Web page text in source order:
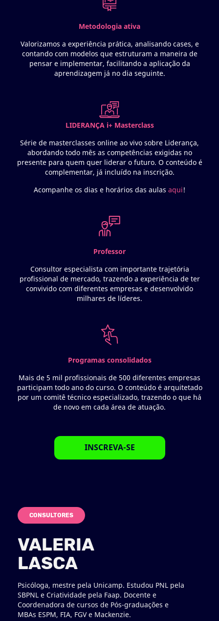
Metodologia ativa
Valorizamos a experiência prática, analisando cases, e
contando com modelos que estruturam a maneira de
pensar e implementar, facilitando a aplicação da
aprendizagem já no dia seguinte.
LIDERANÇA i+ Masterclass
Série de masterclasses online ao vivo sobre Liderança,
abordando todo mês as competências exigidas no
presente para quem quer liderar o futuro. O conteúdo é
complementar, já incluído na inscrição.
Acompanhe os dias e horários das aulas aqui!
Professor
Consultor especialista com importante trajetória
profissional de mercado, trazendo a experiência de ter
convivido com diferentes empresas e desenvolvido
milhares de líderes.
Programas consolidados
Mais de 5 mil profissionais de 500 diferentes empresas
participam todo ano do curso. O conteúdo é arquitetado
por um comitê técnico especializado, trazendo o que há
de novo em cada área de atuação.
INSCREVA-SE
CONSULTORES
VALERIA
LASCA
Psicóloga, mestre pela Unicamp. Estudou PNL pela
SBPNL e Criatividade pela Faap. Docente e
Coordenadora de cursos de Pós-graduações e
MBAs ESPM, FIA, FGV e Mackenzie.